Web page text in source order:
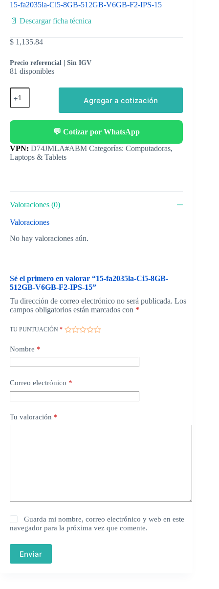
15-fa2035la-Ci5-8GB-512GB-V6GB-F2-IPS-15
📄 Descargar ficha técnica
$ 1,135.84
Precio referencial | Sin IGV
81 disponibles
Agregar a cotización
💬 Cotizar por WhatsApp
Categorías: Computadoras,
Laptops & Tablets
Valoraciones (0)
Valoraciones
No hay valoraciones aún.
Sé el primero en valorar “15-fa2035la-Ci5-8GB-
512GB-V6GB-F2-IPS-15”
Tu dirección de correo electrónico no será publicada. Los
campos obligatorios están marcados con *
TU PUNTUACIÓN *
Nombre *
Correo electrónico *
Tu valoración *
Guarda mi nombre, correo electrónico y web en este
navegador para la próxima vez que comente.
Enviar